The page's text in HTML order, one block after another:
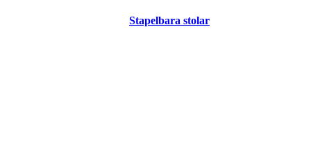
Stapelbara stolar